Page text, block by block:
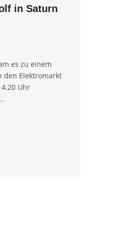
in Saturn
es zu einem
den Elektromarkt
Uhr